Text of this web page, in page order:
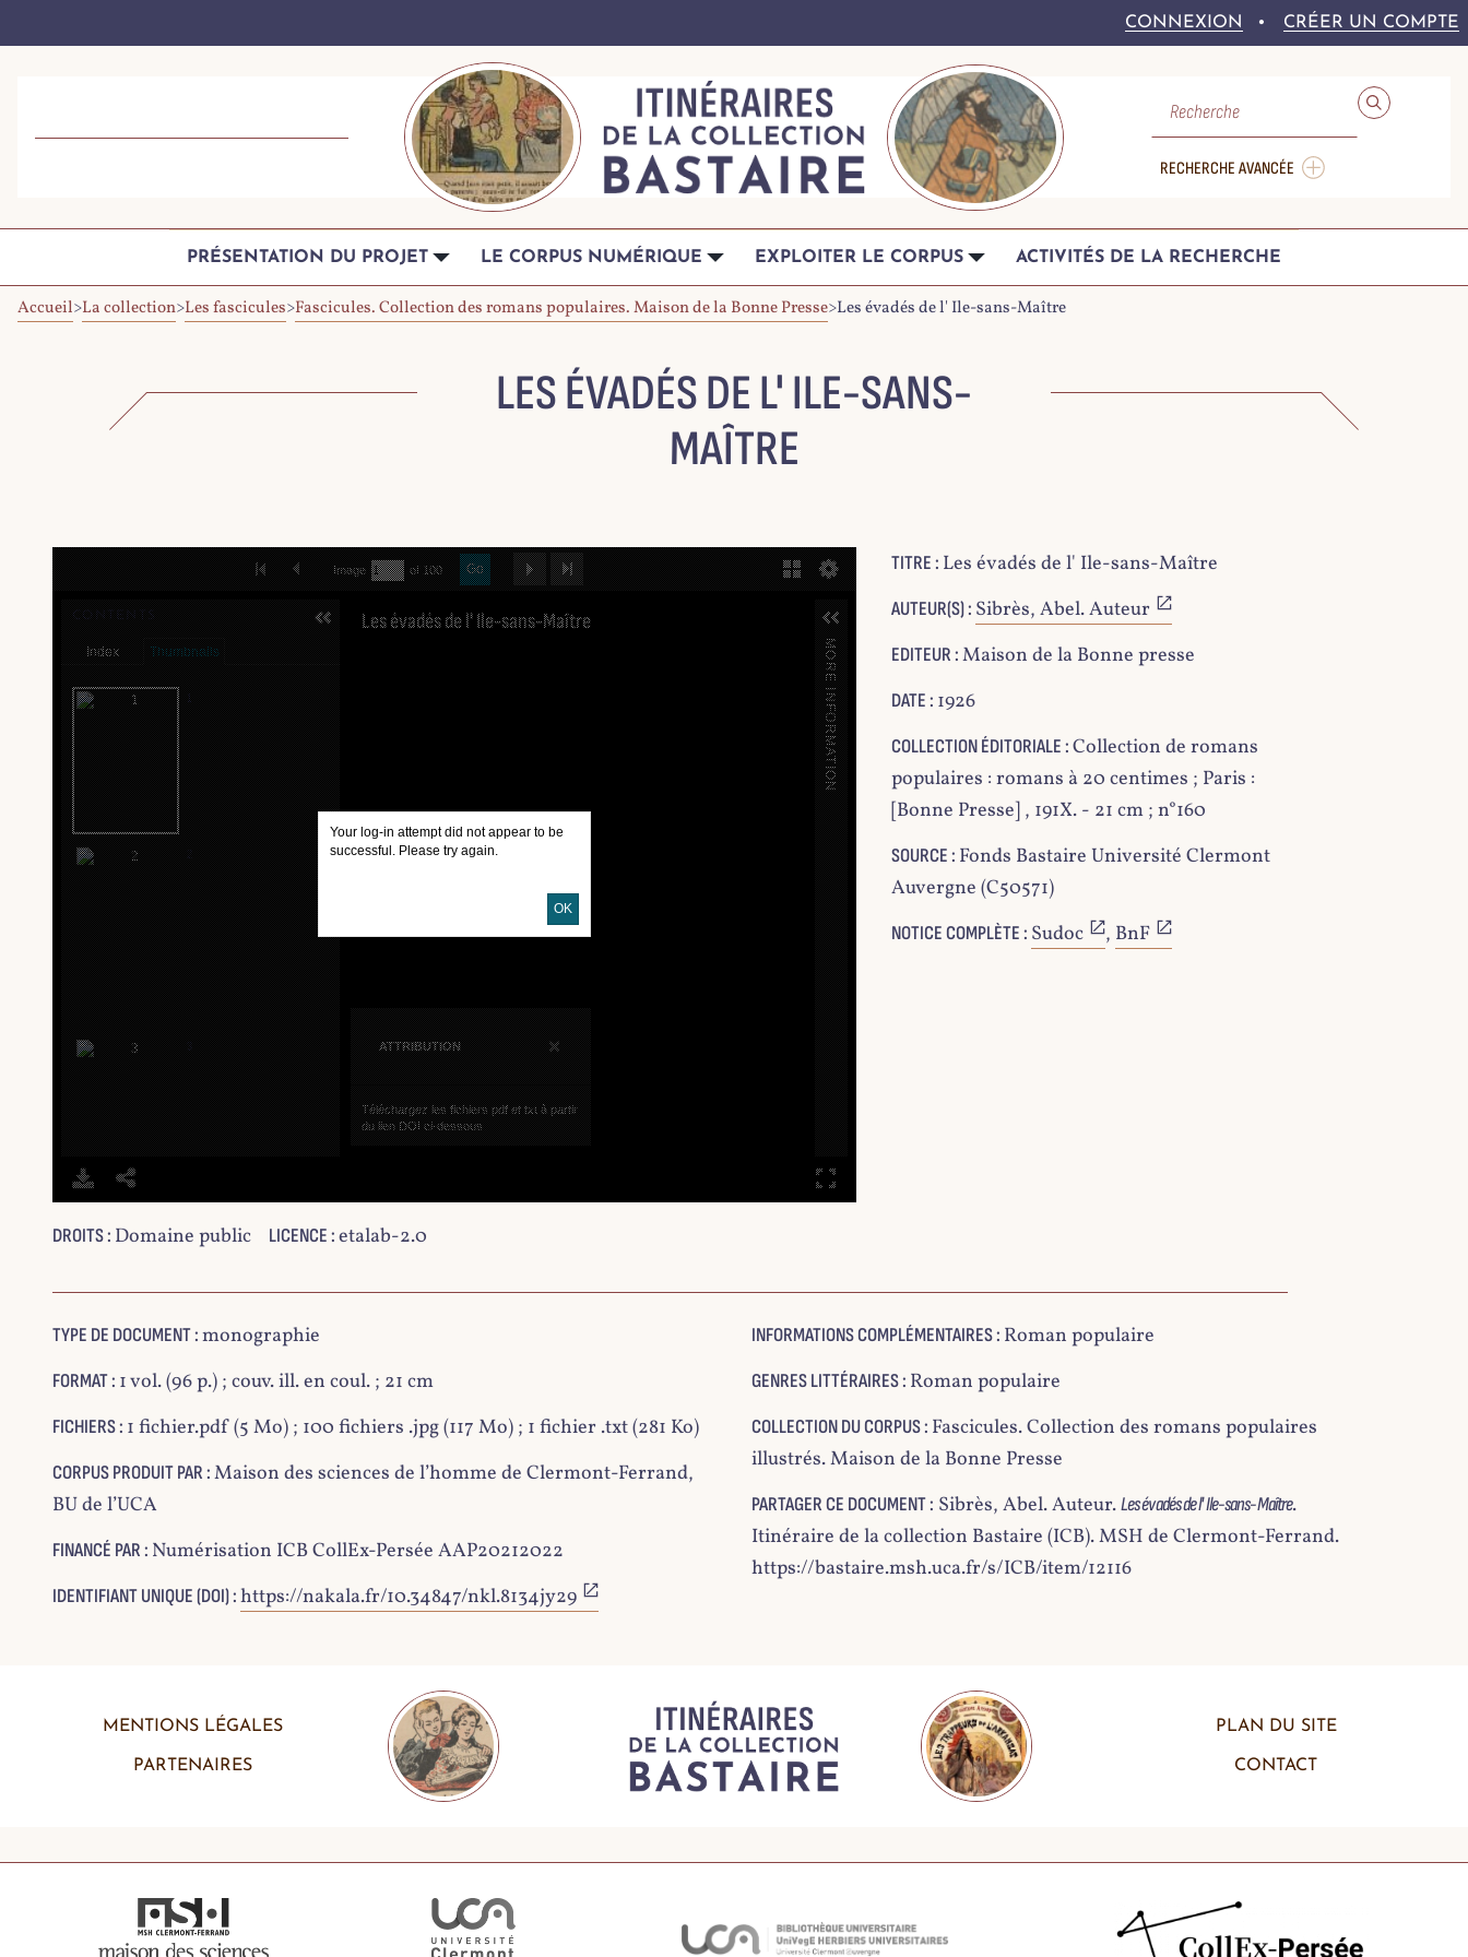
CONNEXION CRÉER UN COMPTE
RECHERCHE AVANCÉE
PRÉSENTATION DU PROJET LE CORPUS NUMÉRIQUE EXPLOITER LE CORPUS ACTIVITÉS DE LA RECHERCHE
Accueil>La collection>Les fascicules>Fascicules. Collection des romans populaires. Maison de la Bonne Presse>Les évadés de l' Ile-sans-Maître
LES ÉVADÉS DE L' ILE-SANS-
MAÎTRE
FIRST IMAGEPREVIOUS IMAGE
Image of 100 Go
NEXT IMAGELAST IMAGE GALLERY
Les évadés de l' Ile-sans-Maître
ATTRIBUTION ×
Téléchargez les fichiers pdf et txt à partir
du lien DOI ci-dessous.
CONTENTS
Index Thumbnails
1
2
3
4
6
7
8
MORE INFORMATION
Your log-in attempt did not appear to be
successful. Please try again.
OK
DROITS : Domaine public LICENCE :etalab-2.0
TITRE : Les évadés de l' Ile-sans-Maître
AUTEUR(S) : Sibrès, Abel. Auteur
EDITEUR :Maison de la Bonne presse
DATE : 1926
COLLECTION ÉDITORIALE :Collection de romans
populaires : romans à 20 centimes ; Paris :
[Bonne Presse] , 191X. - 21 cm ; n°160
SOURCE : Fonds Bastaire Université Clermont
Auvergne (C50571)
NOTICE COMPLÈTE : Sudoc , BnF
TYPE DE DOCUMENT :monographie
FORMAT : 1 vol. (96 p.) ; couv. ill. en coul. ; 21 cm
FICHIERS : 1 fichier.pdf (5 Mo) ; 100 fichiers .jpg (117 Mo) ; 1 fichier .txt (281 Ko)
CORPUS PRODUIT PAR :Maison des sciences de l’homme de Clermont-Ferrand,
BU de l’UCA
FINANCÉ PAR : Numérisation ICB CollEx-Persée AAP20212022
IDENTIFIANT UNIQUE (DOI) :https://nakala.fr/10.34847/nkl.8134jy29
INFORMATIONS COMPLÉMENTAIRES : Roman populaire
GENRES LITTÉRAIRES : Roman populaire
COLLECTION DU CORPUS : Fascicules. Collection des romans populaires
illustrés. Maison de la Bonne Presse
PARTAGER CE DOCUMENT : Sibrès, Abel. Auteur.Les évadés de l' Ile-sans-Maître.
Itinéraire de la collection Bastaire (ICB). MSH de Clermont-Ferrand.
https://bastaire.msh.uca.fr/s/ICB/item/12116
MENTIONS LÉGALES
PARTENAIRES
PLAN DU SITE
CONTACT